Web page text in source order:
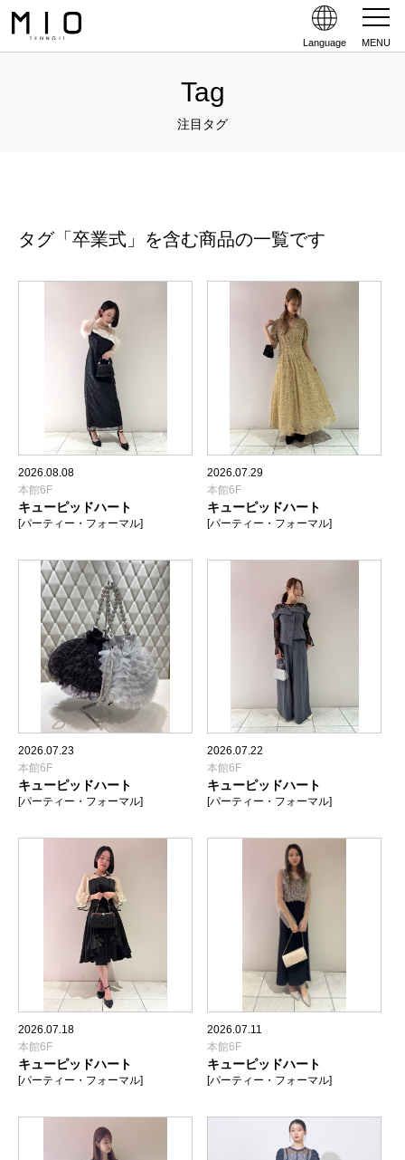
Language MENU
Tag
注目タグ
タグ「卒業式」を含む商品の一覧です
2026.08.08
本館6F
キューピッドハート
[パーティー・フォーマル]
2026.07.29
本館6F
キューピッドハート
[パーティー・フォーマル]
2026.07.23
本館6F
キューピッドハート
[パーティー・フォーマル]
2026.07.22
本館6F
キューピッドハート
[パーティー・フォーマル]
2026.07.18
本館6F
キューピッドハート
[パーティー・フォーマル]
2026.07.11
本館6F
キューピッドハート
[パーティー・フォーマル]